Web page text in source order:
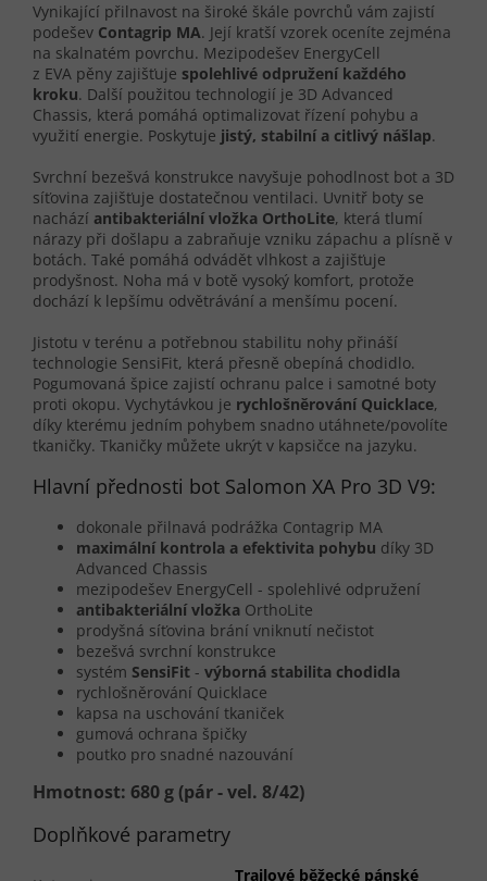
Vynikající přilnavost na široké škále povrchů vám zajistí
podešev Contagrip MA. Její kratší vzorek oceníte zejména
na skalnatém povrchu. Mezipodešev EnergyCell
z EVA pěny zajišťuje spolehlivé odpružení každého
kroku. Další použitou technologií je 3D Advanced
Chassis, která pomáhá optimalizovat řízení pohybu a
využití energie. Poskytuje jistý, stabilní a citlivý nášlap.
Svrchní bezešvá konstrukce navyšuje pohodlnost bot a 3D
síťovina zajišťuje dostatečnou ventilaci. Uvnitř boty se
nachází antibakteriální vložka OrthoLite, která tlumí
nárazy při došlapu a zabraňuje vzniku zápachu a plísně v
botách. Také pomáhá odvádět vlhkost a zajišťuje
prodyšnost. Noha má v botě vysoký komfort, protože
dochází k lepšímu odvětrávání a menšímu pocení.
Jistotu v terénu a potřebnou stabilitu nohy přináší
technologie SensiFit, která přesně obepíná chodidlo.
Pogumovaná špice zajistí ochranu palce i samotné boty
proti okopu. Vychytávkou je rychlošněrování Quicklace,
díky kterému jedním pohybem snadno utáhnete/povolíte
tkaničky. Tkaničky můžete ukrýt v kapsičce na jazyku.
Hlavní přednosti bot Salomon XA Pro 3D V9:
dokonale přilnavá podrážka Contagrip MA
maximální kontrola a efektivita pohybu díky 3D
Advanced Chassis
mezipodešev EnergyCell - spolehlivé odpružení
antibakteriální vložka OrthoLite
prodyšná síťovina brání vniknutí nečistot
bezešvá svrchní konstrukce
systém SensiFit - výborná stabilita chodidla
rychlošněrování Quicklace
kapsa na uschování tkaniček
gumová ochrana špičky
poutko pro snadné nazouvání
Hmotnost: 680 g (pár - vel. 8/42)
Doplňkové parametry
Trailové běžecké pánské